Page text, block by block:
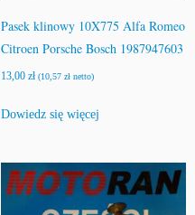
Pasek klinowy 10X775 Alfa Romeo
Citroen Porsche Bosch 1987947603
13,00 zł (10,57 złnetto)
Dowiedz się więcej